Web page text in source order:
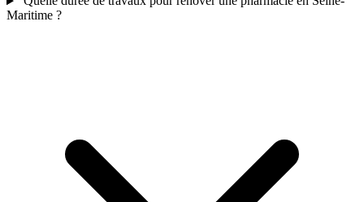
Maritime ?